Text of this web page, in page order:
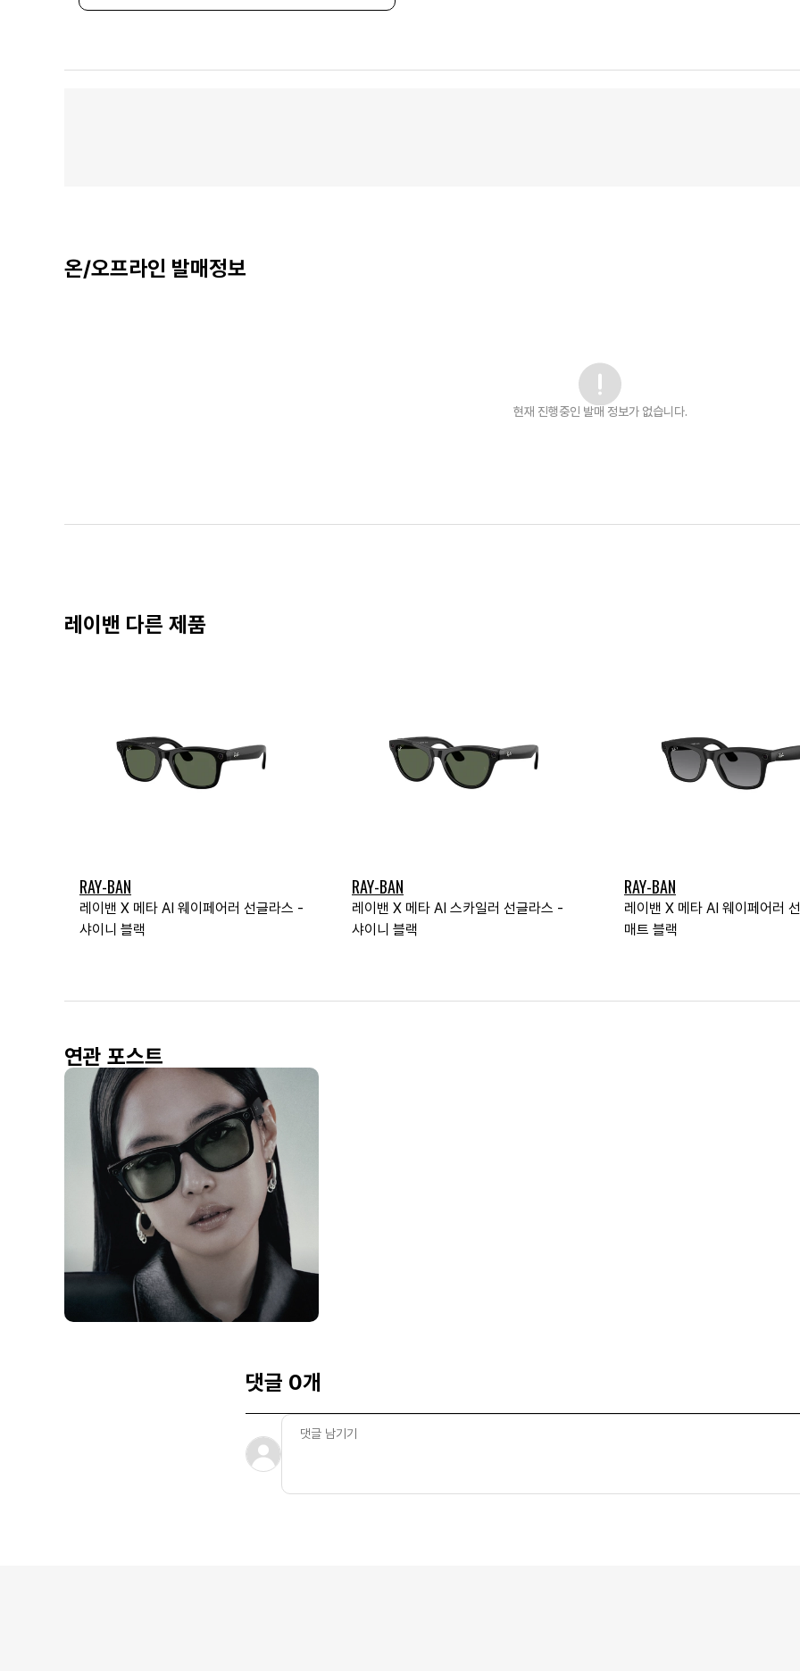
온/오프라인 발매정보
현재 진행중인 발매 정보가 없습니다.
레이밴 다른 제품
RAY-BAN
레이밴 X 메타 AI 웨이페어러 선글라스 -
샤이니 블랙
RAY-BAN
레이밴 X 메타 AI 스카일러 선글라스 -
샤이니 블랙
RAY-BAN
레이밴 X 메타 AI 웨이페어러
매트 블랙
연관 포스트
댓글 0개